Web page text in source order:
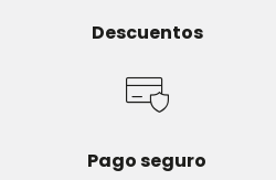
Descuentos
Pago seguro